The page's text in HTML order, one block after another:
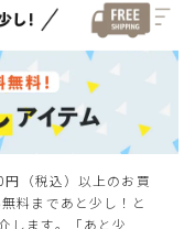
カートに入れる
カートに入れる
カートに入れる
カートに入れる
（税込）以上のお買
料まであと少し！と
します。「あと少